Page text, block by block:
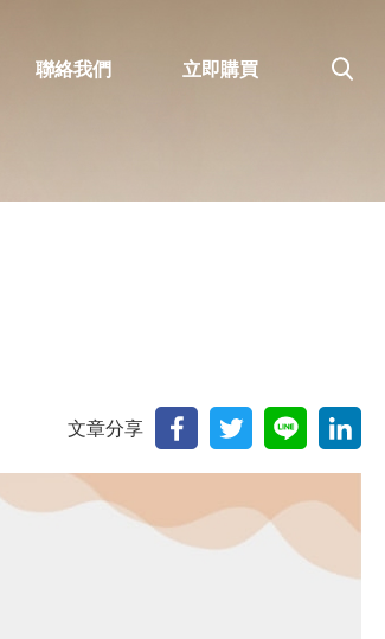
聯絡我們 立即購買
文章分享